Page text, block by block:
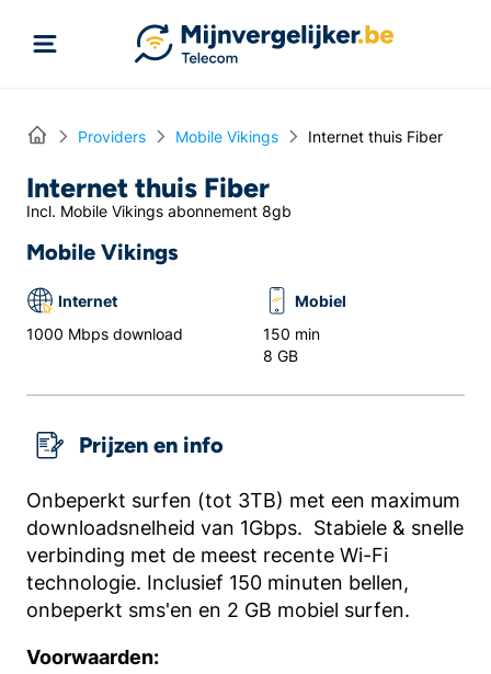
Home Providers Mobile Vikings Internet thuis Fiber
Internet thuis Fiber
Incl. Mobile Vikings abonnement 8gb
Mobile Vikings
Internet
1000 Mbps download
Mobiel
150 min
8 GB
Prijzen en info
Onbeperkt surfen (tot 3TB) met een maximum
downloadsnelheid van 1Gbps. Stabiele & snelle
verbinding met de meest recente Wi-Fi
technologie. Inclusief 150 minuten bellen,
onbeperkt sms'en en 2 GB mobiel surfen.
Voorwaarden: